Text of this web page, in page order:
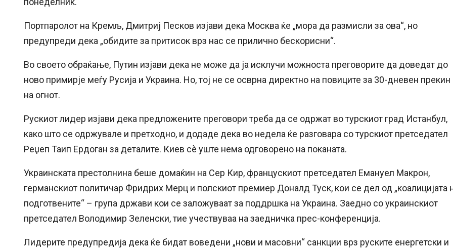
Портпаролот на Кремљ, Дмитриј Песков изјави дека Москва ќе „мора да размисли за ова“, но
предупреди дека „обидите за притисок врз нас се прилично бескорисни“.
Во своето обраќање, Путин изјави дека не може да ја исклучи можноста преговорите да доведат до
ново примирје меѓу Русија и Украина. Но, тој не се осврна директно на повиците за 30-дневен прекин
на огнот.
Рускиот лидер изјави дека предложените преговори треба да се одржат во турскиот град Истанбул,
како што се одржувале и претходно, и додаде дека во недела ќе разговара со турскиот претседател
Реџеп Таип Ердоган за деталите. Киев сè уште нема одговорено на поканата.
Украинската престолнина беше домаќин на Сер Кир, францускиот претседател Емануел Макрон,
германскиот политичар Фридрих Мерц и полскиот премиер Доналд Туск, кои се дел од „коалицијата
подготвените“ – група држави кои се заложуваат за поддршка на Украина. Заедно со украинскиот
претседател Володимир Зеленски, тие учествуваа на заедничка прес-конференција.
Лидерите предупредија дека ќе бидат воведени „нови и масовни“ санкции врз руските енергетски и